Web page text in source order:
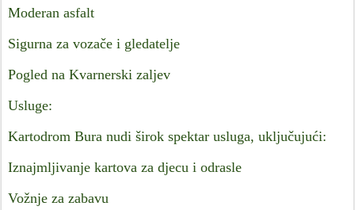
Moderan asfalt
Sigurna za vozače i gledatelje
Pogled na Kvarnerski zaljev
Usluge:
Kartodrom Bura nudi širok spektar usluga, uključujući:
Iznajmljivanje kartova za djecu i odrasle
Vožnje za zabavu